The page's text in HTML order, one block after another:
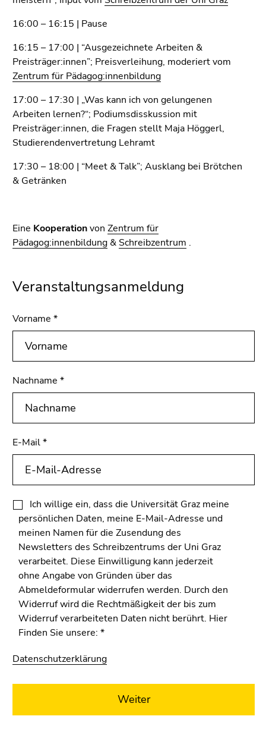
16:00 – 16:15 | Pause
16:15 – 17:00 | “Ausgezeichnete Arbeiten &
Preisträger:innen”; Preisverleihung, moderiert vom
Zentrum für Pädagog:innenbildung
17:00 – 17:30 | „Was kann ich von gelungenen
Arbeiten lernen?“; Podiumsdisskussion mit
Preisträger:innen, die Fragen stellt Maja Höggerl,
Studierendenvertretung Lehramt
17:30 – 18:00 | “Meet & Talk”; Ausklang bei Brötchen
& Getränken
Eine Kooperationvon Zentrum für
Pädagog:innenbildung & Schreibzentrum .
Veranstaltungsanmeldung
Vorname *
Nachname *
E-Mail*
Ich willige ein, dass die Universität Graz meine
persönlichen Daten, meine E-Mail-Adresse und
meinen Namen für die Zusendung des
Newsletters des Schreibzentrums der Uni Graz
verarbeitet. Diese Einwilligung kann jederzeit
ohne Angabe von Gründen über das
Abmeldeformular widerrufen werden. Durch den
Widerruf wird die Rechtmäßigkeit der bis zum
Widerruf verarbeiteten Daten nicht berührt. Hier
Finden Sie unsere: *
Datenschutzerklärung
Weiter